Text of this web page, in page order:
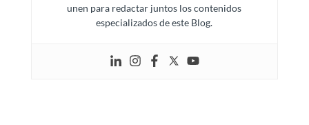
unen para redactar juntos los contenidos
especializados de este Blog.